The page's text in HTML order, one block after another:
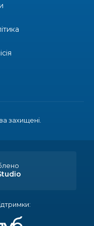
Бахмута –
але з одним
Кубка України з
захищені.